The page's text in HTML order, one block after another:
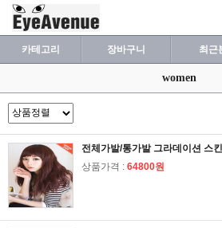
카테고리 장바구니 최근
women
전체가발/통가발 그라데이션 스
상품가격 : 64800원